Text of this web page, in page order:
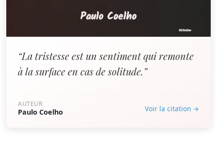
“La tristesse est un sentiment qui remonte
à la surface en cas de solitude.”
AUTEUR
Paulo Coelho Voir la citation →